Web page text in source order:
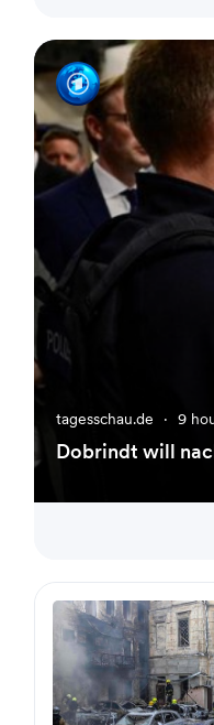
tagesschau.de · 9
Dobrindt will